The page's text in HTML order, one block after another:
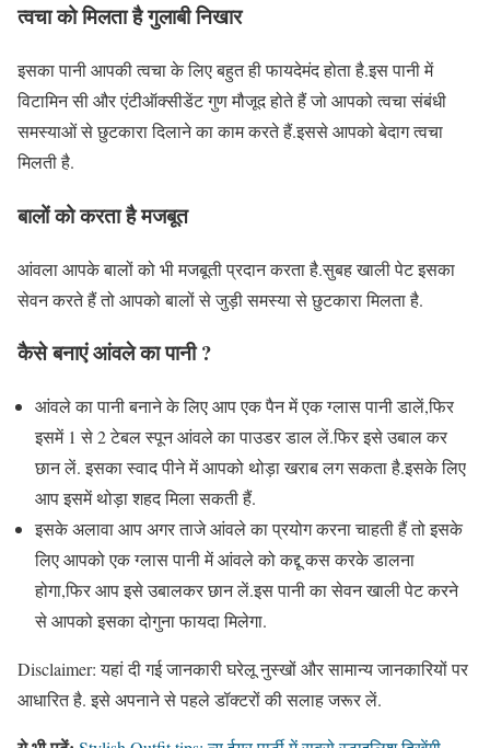
त्वचा को मिलता है गुलाबी निखार
इसका पानी आपकी त्वचा के लिए बहुत ही फायदेमंद होता है.इस पानी में
विटामिन सी और एंटीऑक्सीडेंट गुण मौजूद होते हैं जो आपको त्वचा संबंधी
समस्याओं से छुटकारा दिलाने का काम करते हैं.इससे आपको बेदाग त्वचा
मिलती है.
बालों को करता है मजबूत
आंवला आपके बालों को भी मजबूती प्रदान करता है.सुबह खाली पेट इसका
सेवन करते हैं तो आपको बालों से जुड़ी समस्या से छुटकारा मिलता है.
कैसे बनाएं आंवले का पानी ?
आंवले का पानी बनाने के लिए आप एक पैन में एक ग्लास पानी डालें,फिर
इसमें 1 से 2 टेबल स्पून आंवले का पाउडर डाल लें.फिर इसे उबाल कर
छान लें. इसका स्वाद पीने में आपको थोड़ा खराब लग सकता है.इसके लिए
आप इसमें थोड़ा शहद मिला सकती हैं.
इसके अलावा आप अगर ताजे आंवले का प्रयोग करना चाहती हैं तो इसके
लिए आपको एक ग्लास पानी में आंवले को कद्दू कस करके डालना
होगा,फिर आप इसे उबालकर छान लें.इस पानी का सेवन खाली पेट करने
से आपको इसका दोगुना फायदा मिलेगा.
Disclaimer: यहां दी गई जानकारी घरेलू नुस्खों और सामान्य जानकारियों पर
आधारित है. इसे अपनाने से पहले डॉक्टरों की सलाह जरूर लें.